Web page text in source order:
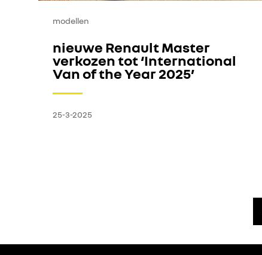
modellen
nieuwe Renault Master
verkozen tot ‘International
Van of the Year 2025’
25-3-2025